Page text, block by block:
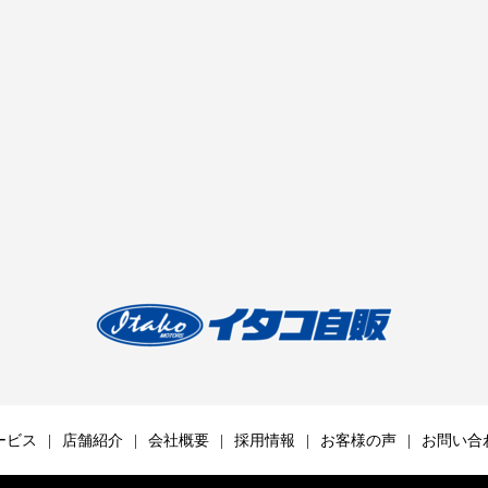
ビス 店舗紹介 会社概要 採用情報 お客様の声 お問い合